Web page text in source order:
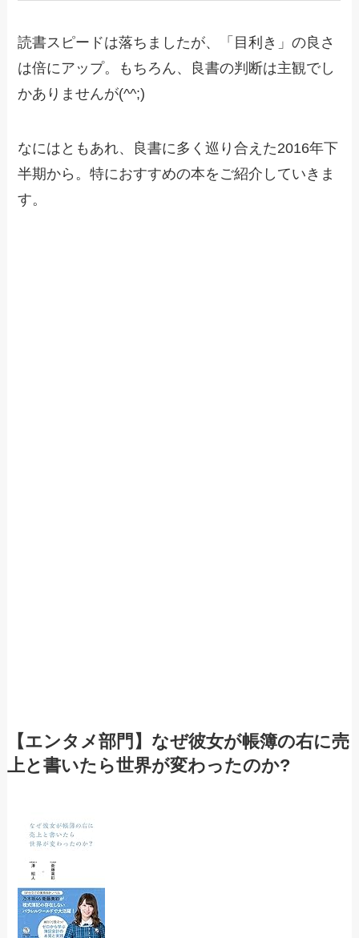
読書スピードは落ちましたが、「目利き」の良さ
は倍にアップ。もちろん、良書の判断は主観でし
かありませんが(^^;)
なにはともあれ、良書に多く巡り合えた2016年下
半期から。特におすすめの本をご紹介していきま
す。
【エンタメ部門】なぜ彼女が帳簿の右に売
上と書いたら世界が変わったのか?